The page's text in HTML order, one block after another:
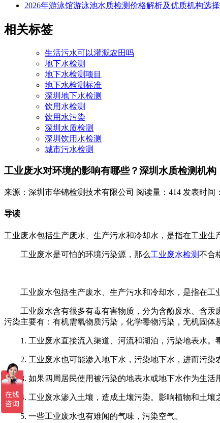
2026年游泳馆游泳池水质检测价格解析及优质机构选
相关标签
生活污水可以灌溉农田吗
地下水检测
地下水检测项目
地下水检测标准
深圳地下水检测
饮用水检测
饮用水污染
深圳水质检测
深圳饮用水检测
城市污水检测
工业废水对环境的影响有哪些？深圳水质检测机构
来源：深圳市华锦检测技术有限公司 阅读量：414 发表时间
导读
工业废水包括生产废水、生产污水和冷却水，是指在工业
工业废水是可怕的环境污染源，那么工业废水检测不合
工业废水包括生产废水、生产污水和冷却水，是指在工
工业废水含有很多有毒有害物质，分为含酚废水、含汞
污染主要有：有机需氧物质污染，化学毒物污染，无机固
1. 工业废水直接流入渠道、河流和湖泊，污染地表水。
2. 工业废水也可能渗入地下水，污染地下水，进而污染
3. 如果四周居民使用被污染的地表水或地下水作为生活用
4. 工业废水渗入土壤，造成土壤污染。影响植物和土壤之
5. 一些工业废水也有难闻的气味，污染空气。